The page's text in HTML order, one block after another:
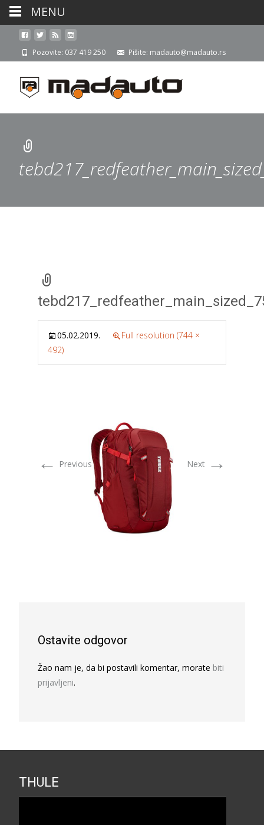
Pozovite: 037 419 250 Pišite: madauto@madauto.rs
05.02.2019.
Full resolution (744 ×
492)
← Previous Next →
Ostavite odgovor
Žao nam je, da bi postavili komentar, morate biti
prijavljeni.
THULE
MENU